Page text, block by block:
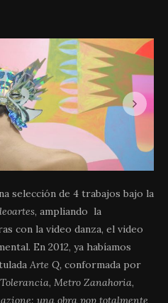
selección de 4 trabajos bajo la
, ampliando la
con la video danza, el video
En 2012, ya habíamos
Arte Q, conformada por
Tolerancia, Metro Zanahoria,
una obra pop totalmente